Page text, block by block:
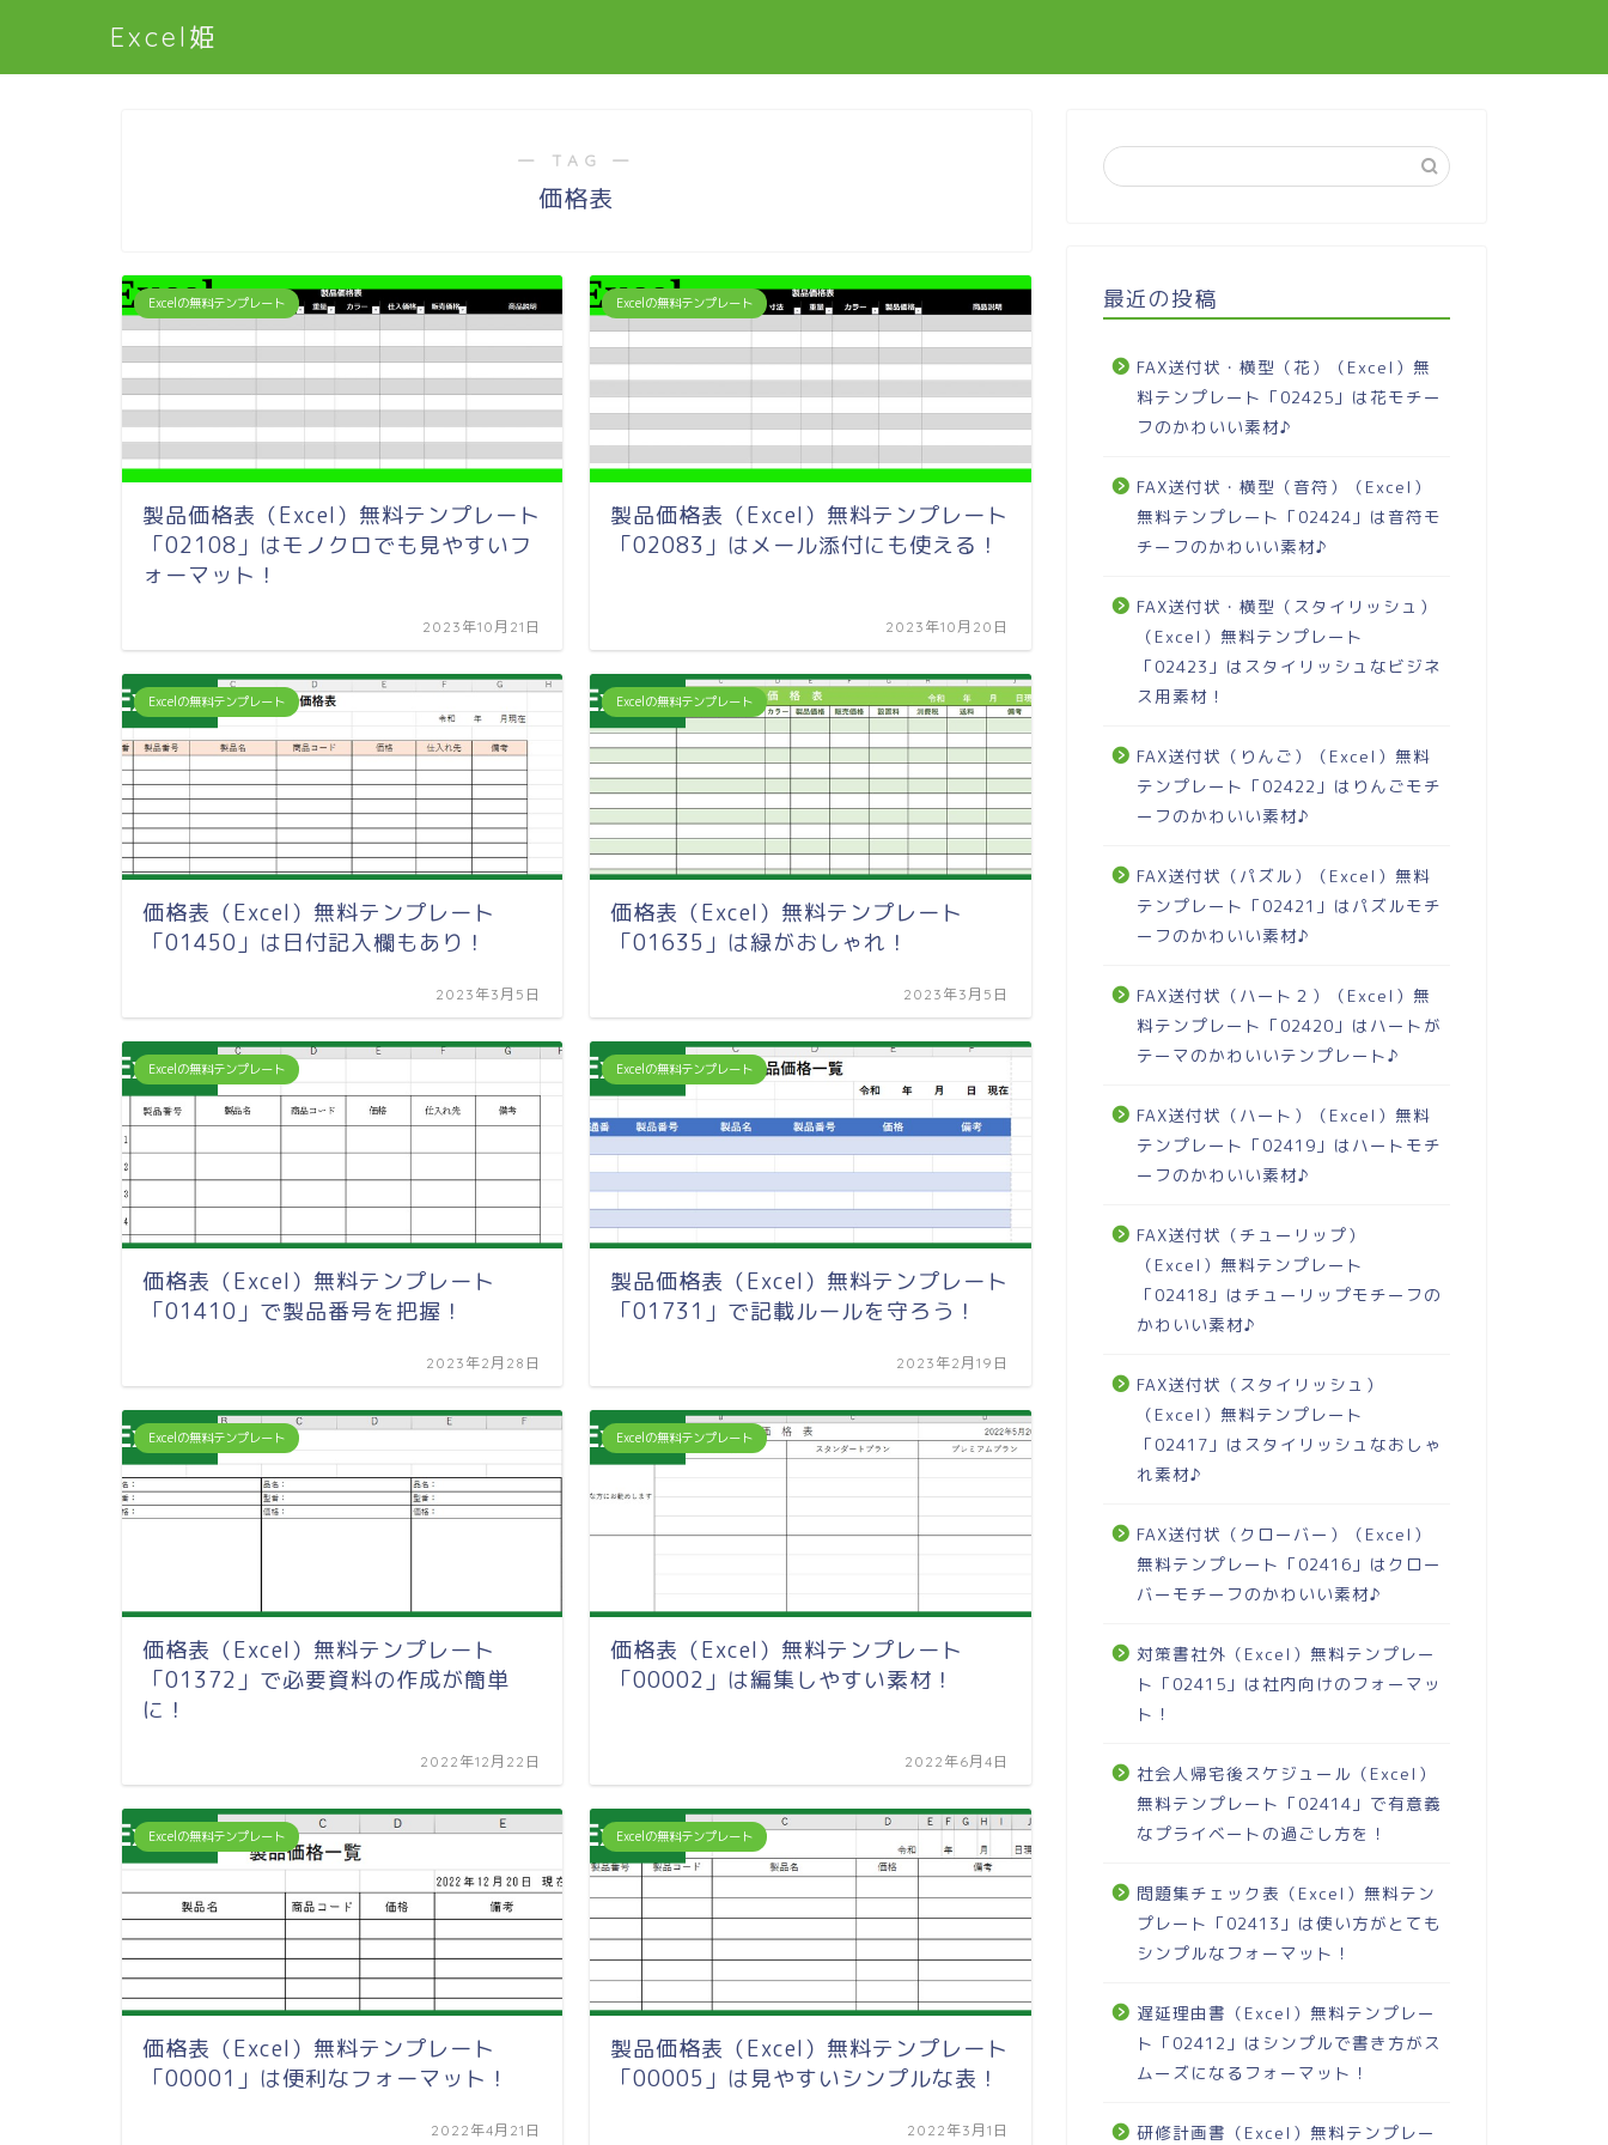
Excel姫
― TAG ―
価格表
Excelの無料テンプレート
製品価格表（Excel）無料テンプレート
「02108」はモノクロでも見やすいフ
ォーマット！
2023年10月21日
Excelの無料テンプレート
製品価格表（Excel）無料テンプレート
「02083」はメール添付にも使える！
2023年10月20日
Excelの無料テンプレート
価格表（Excel）無料テンプレート
「01450」は日付記入欄もあり！
2023年3月5日
Excelの無料テンプレート
価格表（Excel）無料テンプレート
「01635」は緑がおしゃれ！
2023年3月5日
Excelの無料テンプレート
価格表（Excel）無料テンプレート
「01410」で製品番号を把握！
2023年2月28日
Excelの無料テンプレート
製品価格表（Excel）無料テンプレート
「01731」で記載ルールを守ろう！
2023年2月19日
Excelの無料テンプレート
価格表（Excel）無料テンプレート
「01372」で必要資料の作成が簡単
に！
2022年12月22日
Excelの無料テンプレート
価格表（Excel）無料テンプレート
「00002」は編集しやすい素材！
2022年6月4日
Excelの無料テンプレート
価格表（Excel）無料テンプレート
「00001」は便利なフォーマット！
2022年4月21日
Excelの無料テンプレート
製品価格表（Excel）無料テンプレート
「00005」は見やすいシンプルな表！
2022年3月1日
最近の投稿
FAX送付状・横型（花）（Excel）無
料テンプレート「02425」は花モチー
フのかわいい素材♪
FAX送付状・横型（音符）（Excel）
無料テンプレート「02424」は音符モ
チーフのかわいい素材♪
FAX送付状・横型（スタイリッシュ）
（Excel）無料テンプレート
「02423」はスタイリッシュなビジネ
ス用素材！
FAX送付状（りんご）（Excel）無料
テンプレート「02422」はりんごモチ
ーフのかわいい素材♪
FAX送付状（パズル）（Excel）無料
テンプレート「02421」はパズルモチ
ーフのかわいい素材♪
FAX送付状（ハート２）（Excel）無
料テンプレート「02420」はハートが
テーマのかわいいテンプレート♪
FAX送付状（ハート）（Excel）無料
テンプレート「02419」はハートモチ
ーフのかわいい素材♪
FAX送付状（チューリップ）
（Excel）無料テンプレート
「02418」はチューリップモチーフの
かわいい素材♪
FAX送付状（スタイリッシュ）
（Excel）無料テンプレート
「02417」はスタイリッシュなおしゃ
れ素材♪
FAX送付状（クローバー）（Excel）
無料テンプレート「02416」はクロー
バーモチーフのかわいい素材♪
対策書社外（Excel）無料テンプレー
ト「02415」は社内向けのフォーマッ
ト！
社会人帰宅後スケジュール（Excel）
無料テンプレート「02414」で有意義
なプライベートの過ごし方を！
問題集チェック表（Excel）無料テン
プレート「02413」は使い方がとても
シンプルなフォーマット！
遅延理由書（Excel）無料テンプレー
ト「02412」はシンプルで書き方がス
ムーズになるフォーマット！
研修計画書（Excel）無料テンプレー